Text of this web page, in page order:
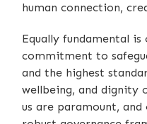
human connection,
Equally fundamental is
commitment to
and the highest
wellbeing, and dignity
us are paramount,